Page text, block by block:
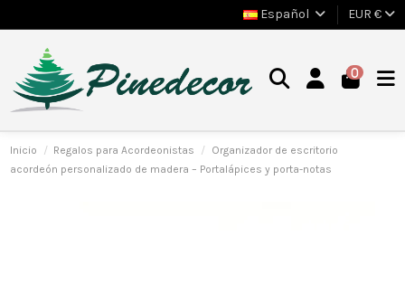
Español EUR €
0
Inicio Regalos para Acordeonistas
Organizador de escritorio
acordeón personalizado de madera – Portalápices y porta-notas